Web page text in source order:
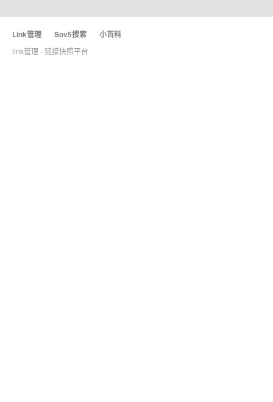
Link管理 · Sov5搜索 · 小百科
link管理 - 链接快照平台